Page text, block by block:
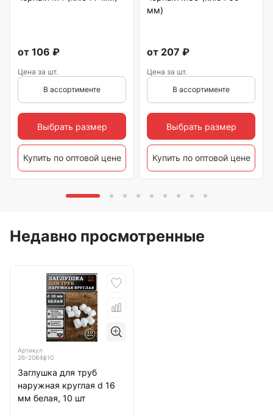
от 106 ₽
Цена за шт.
В ассортименте
Выбрать размер
Купить по оптовой цене
мм)
от 207 ₽
Цена за шт.
В ассортименте
Выбрать размер
Купить по оптовой цене
Недавно просмотренные
Артикул
26-2084ф10
Заглушка для труб
наружная круглая d 16
мм белая, 10 шт